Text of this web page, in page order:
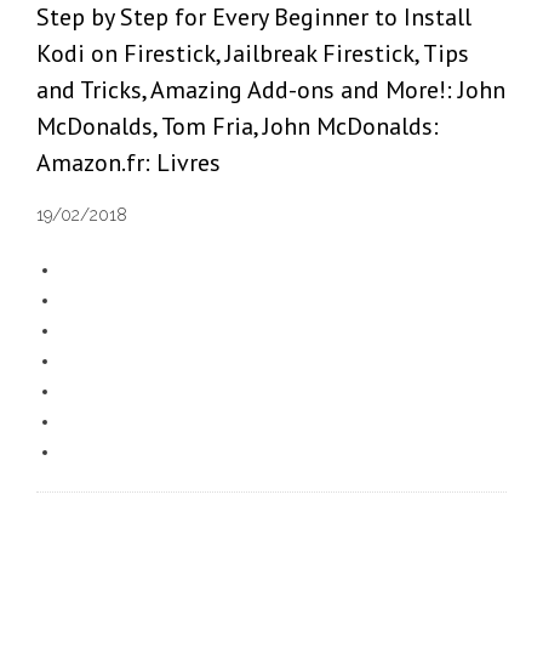
Step by Step for Every Beginner to Install
Kodi on Firestick, Jailbreak Firestick, Tips
and Tricks, Amazing Add-ons and More!: John
McDonalds, Tom Fria, John McDonalds:
Amazon.fr: Livres
19/02/2018